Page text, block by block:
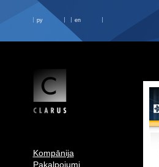
ру en
Kompānija
Pakalpojumi